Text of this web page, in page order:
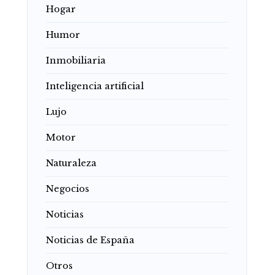
Hogar
Humor
Inmobiliaria
Inteligencia artificial
Lujo
Motor
Naturaleza
Negocios
Noticias
Noticias de España
Otros